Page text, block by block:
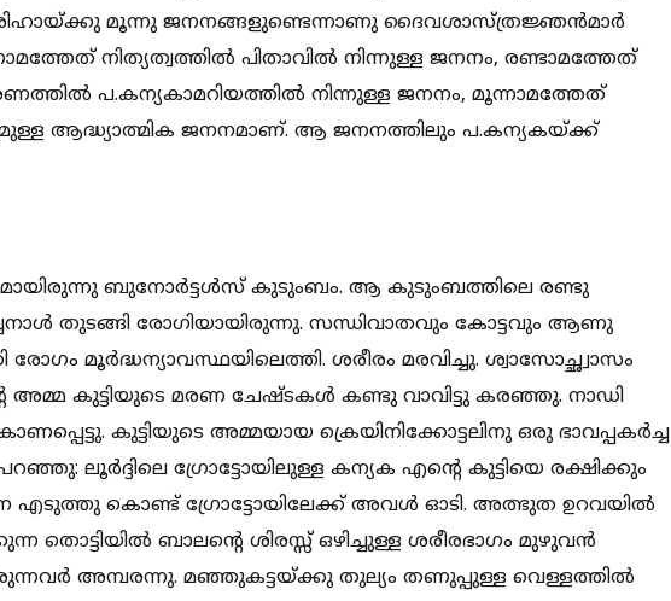
മിശിഹായ്ക്കു മൂന്നു ജനനങ്ങളുണ്ടെന്നാണു ദൈവശാസ്ത്രജ്ഞന്‍മാര്‍
നിത്യത്വത്തില്‍ പിതാവില്‍ നിന്നുള്ള ജനനം, രണ്ടാമത്തേത്
പ.കന്യകാമറിയത്തില്‍ നിന്നുള്ള ജനനം, മൂന്നാമത്തേത്
ആദ്ധ്യാത്മിക ജനനമാണ്‌. ആ ജനനത്തിലും പ.കന്യകയ്ക്ക്
ബുനോര്‍ട്ടള്‍സ് കുടുംബം. ആ കുടുംബത്തിലെ രണ്ടു
തുടങ്ങി രോഗിയായിരുന്നു. സന്ധിവാതവും കോട്ടവും ആണു
രോഗം മൂര്‍ദ്ധന്യാവസ്ഥയിലെത്തി. ശരീരം മരവിച്ചു. ശ്വാസോച്ഛ്വാസം
അമ്മ കുട്ടിയുടെ മരണ ചേഷ്ടകള്‍ കണ്ടു വാവിട്ടു കരഞ്ഞു. നാഡി
കുട്ടിയുടെ അമ്മയായ ക്രെയിനിക്കോട്ടലിനു ഒരു ഭാവപ്പകര്‍ച്ച
ലൂര്‍ദ്ദിലെ ഗ്രോട്ടോയിലുള്ള കന്യക എന്‍റെ കുട്ടിയെ രക്ഷിക്കും
കൊണ്ട് ഗ്രോട്ടോയിലേക്ക് അവള്‍ ഓടി. അത്ഭുത ഉറവയില്‍
തൊട്ടിയില്‍ ബാലന്‍റെ ശിരസ്സ് ഒഴിച്ചുള്ള ശരീരഭാഗം മുഴുവന്‍
അമ്പരന്നു. മഞ്ഞുകട്ടയ്ക്കു തുല്യം തണുപ്പുള്ള വെള്ളത്തില്‍